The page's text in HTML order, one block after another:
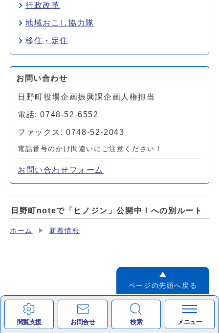
閲覧支援 お問合せ 検索 メニュー
行政改革
地域おこし協力隊
移住・定住
お問い合わせ
日野町役場企画振興課企画人権担当
電話: 0748-52-6552
ファックス: 0748-52-2043
電話番号のかけ間違いにご注意ください！
お問い合わせフォーム
日野町noteで「ヒノジン」公開中！への別ルート
ホーム 新着情報
ページの先頭へ戻る
サイトマップ
ウェブアクセシビリティ方針